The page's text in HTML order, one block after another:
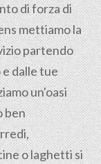
di forza di
mettiamo la
partendo
dalle tue
un'oasi
ben
o laghetti si